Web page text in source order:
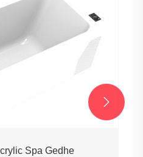
Kanggo Chiller
